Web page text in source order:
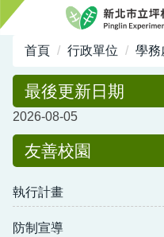
跳
容
首頁 行政單位 學務
最後更新日期
2026-08-05
友善校園
執行計畫
防制宣導